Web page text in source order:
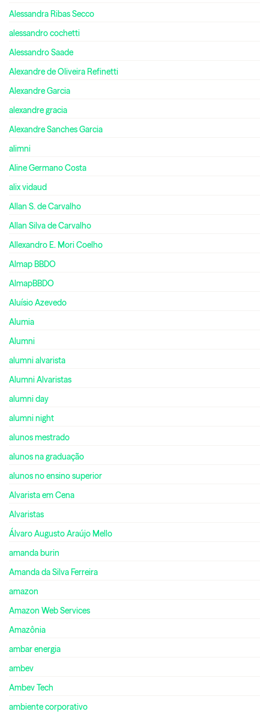
Alessandra Ribas Secco
alessandro cochetti
Alessandro Saade
Alexandre de Oliveira Refinetti
Alexandre Garcia
alexandre gracia
Alexandre Sanches Garcia
alimni
Aline Germano Costa
alix vidaud
Allan S. de Carvalho
Allan Silva de Carvalho
Allexandro E. Mori Coelho
Almap BBDO
AlmapBBDO
Aluísio Azevedo
Alumia
Alumni
alumni alvarista
Alumni Alvaristas
alumni day
alumni night
alunos mestrado
alunos na graduação
alunos no ensino superior
Alvarista em Cena
Alvaristas
Álvaro Augusto Araújo Mello
amanda burin
Amanda da Silva Ferreira
amazon
Amazon Web Services
Amazônia
ambar energia
ambev
Ambev Tech
ambiente corporativo